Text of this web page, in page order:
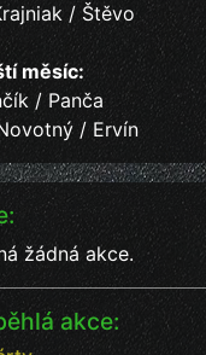
/ Štěvo
měsíc:
/ Panča
/ Ervín
žádná akce.
akce: